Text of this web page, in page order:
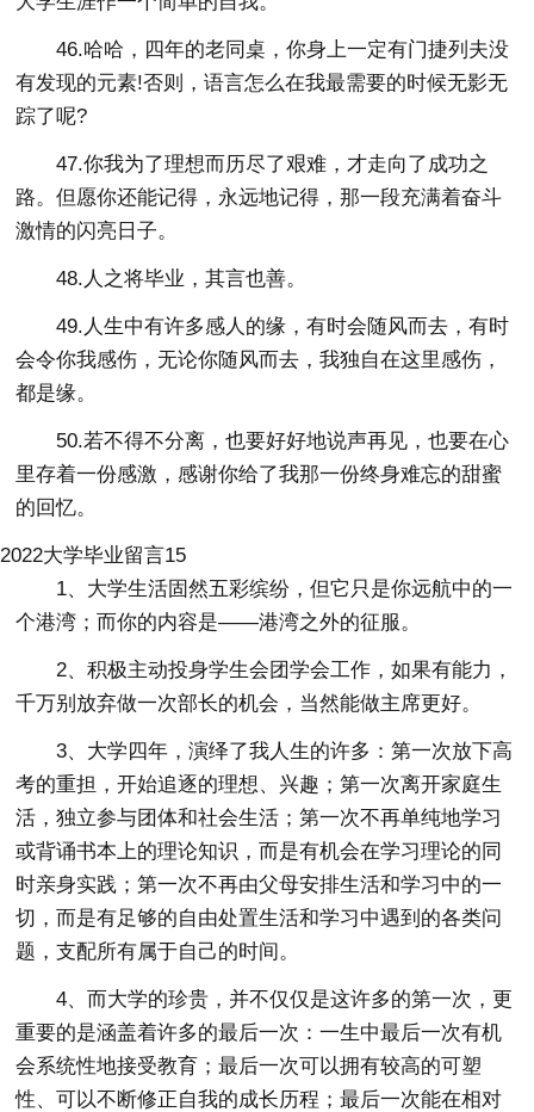
46.哈哈，四年的老同桌，你身上一定有门捷列夫没
有发现的元素!否则，语言怎么在我最需要的时候无影无
踪了呢?
47.你我为了理想而历尽了艰难，才走向了成功之
路。但愿你还能记得，永远地记得，那一段充满着奋斗
激情的闪亮日子。
48.人之将毕业，其言也善。
49.人生中有许多感人的缘，有时会随风而去，有时
会令你我感伤，无论你随风而去，我独自在这里感伤，
都是缘。
50.若不得不分离，也要好好地说声再见，也要在心
里存着一份感激，感谢你给了我那一份终身难忘的甜蜜
的回忆。
2022大学毕业留言15
1、大学生活固然五彩缤纷，但它只是你远航中的一
个港湾；而你的内容是——港湾之外的征服。
2、积极主动投身学生会团学会工作，如果有能力，
千万别放弃做一次部长的机会，当然能做主席更好。
3、大学四年，演绎了我人生的许多：第一次放下高
考的重担，开始追逐的理想、兴趣；第一次离开家庭生
活，独立参与团体和社会生活；第一次不再单纯地学习
或背诵书本上的理论知识，而是有机会在学习理论的同
时亲身实践；第一次不再由父母安排生活和学习中的一
切，而是有足够的自由处置生活和学习中遇到的各类问
题，支配所有属于自己的时间。
4、而大学的珍贵，并不仅仅是这许多的第一次，更
重要的是涵盖着许多的最后一次：一生中最后一次有机
会系统性地接受教育；最后一次可以拥有较高的可塑
性、可以不断修正自我的成长历程；最后一次能在相对